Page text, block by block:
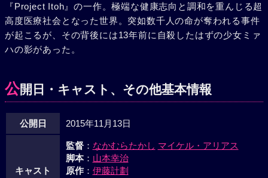
『Project Itoh』の一作。極端な健康志向と調和を重んじる超
高度医療社会となった世界。突如数千人の命が奪われる事件
が起こるが、その背後には13年前に自殺したはずの少女ミァ
ハの影があった。
公開日・キャスト、その他基本情報
公開日 2015年11月13日
キャスト
監督： なかむらたかし マイケル・アリアス
脚本： 山本幸治
原作： 伊藤計劃